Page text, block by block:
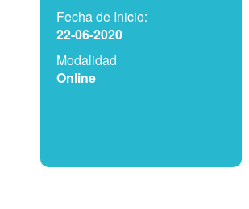
Fecha de Inicio:
22-06-2020
Modalidad
Online